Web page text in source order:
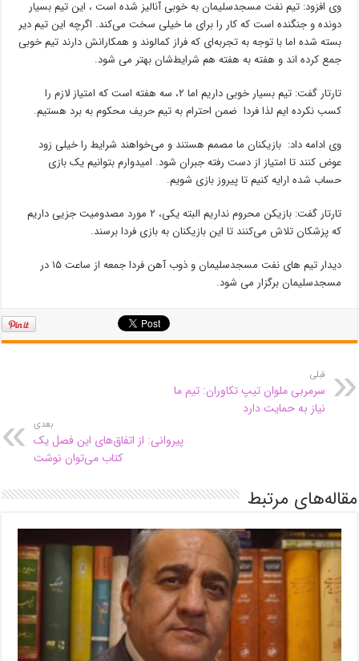
وی افزود: تیم نفت مسجدسلیمان به خوبی آنالیز شده است ، این تیم بسیار
دونده و جنگنده‌ است که کار را برای ما خیلی سخت می‌کند. اگرچه این تیم دیر
بسته شده اما با توجه به تجربه‌ای که فراز کمالوند و همکارانش دارند تیم خوبی
جمع کرده اند و هفته به هفته هم شرایط‌شان بهتر می شود.
تارتار گفت:‌ تیم بسیار خوبی داریم اما ۲، سه هفته است که امتیاز لازم را
کسب نکرده ایم لذا فردا ضمن احترام به تیم حریف محکوم به برد هستیم.
وی ادامه داد: بازیکنان ما مصمم هستند و می‌خواهند شرایط را خیلی زود
عوض کنند تا امتیاز از دست رفته جبران شود. امیدوارم بتوانیم یک بازی
حساب شده ارایه کنیم تا پیروز بازی شویم.
تارتار گفت: بازیکن محروم نداریم البته یکی، ۲ مورد مصدومیت جزیی داریم
که پزشکان تلاش می‌کنند تا این بازیکنان به بازی فردا برسند.
دیدار تیم های نفت مسجدسلیمان و ذوب آهن فردا جمعه از ساعت ۱۵ در
مسجدسلیمان برگزار می شود.
قبلی
سرمربی ملوان تیپ تکاوران: تیم ما
نیاز به حمایت دارد
بعدی
پیروانی: از اتفاق‌های این فصل یک
کتاب می‌توان نوشت
مقاله‌های مرتبط